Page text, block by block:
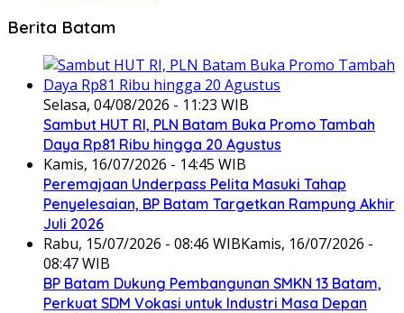
Berita Batam
Selasa, 04/08/2026 - 11:23 WIB
Sambut HUT RI, PLN Batam Buka Promo Tambah
Daya Rp81 Ribu hingga 20 Agustus
Kamis, 16/07/2026 - 14:45 WIB
Peremajaan Underpass Pelita Masuki Tahap
Penyelesaian, BP Batam Targetkan Rampung Akhir
Juli 2026
Rabu, 15/07/2026 - 08:46 WIBKamis, 16/07/2026 -
08:47 WIB
BP Batam Dukung Pembangunan SMKN 13 Batam,
Perkuat SDM Vokasi untuk Industri Masa Depan